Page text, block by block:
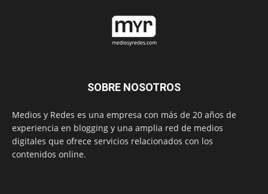
SOBRE NOSOTROS
Medios y Redes es una empresa con más de 20 años de
experiencia en blogging y una amplia red de medios
digitales que ofrece servicios relacionados con los
contenidos online.